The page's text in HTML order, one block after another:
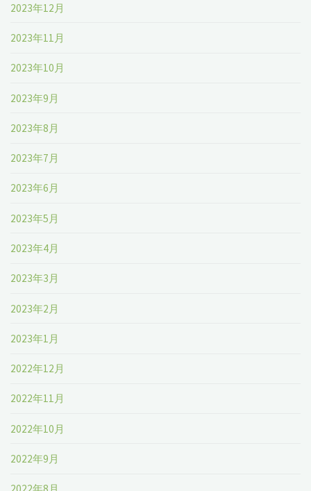
2023年12月
2023年11月
2023年10月
2023年9月
2023年8月
2023年7月
2023年6月
2023年5月
2023年4月
2023年3月
2023年2月
2023年1月
2022年12月
2022年11月
2022年10月
2022年9月